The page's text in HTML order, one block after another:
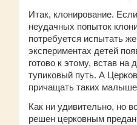
Итак, клонирование.
неудачных попыток
потребуется испытать
экспериментах детей
готово к этому, встав на
тупиковый путь. А
причащать таких
Как ни удивительно, но
решен церковным